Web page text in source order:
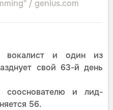
/ genius.com
и один из
свой 63-й день
и лид-
56.